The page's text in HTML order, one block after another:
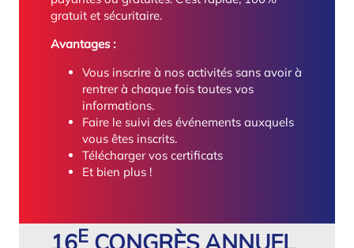
gratuit et sécuritaire.
Avantages :
Vous inscrire à nos activités sans avoir à
rentrer à chaque fois toutes vos
informations.
Faire le suivi des événements auxquels
vous êtes inscrits.
Télécharger vos certificats
Et bien plus !
16ECONGRÈS ANNUEL